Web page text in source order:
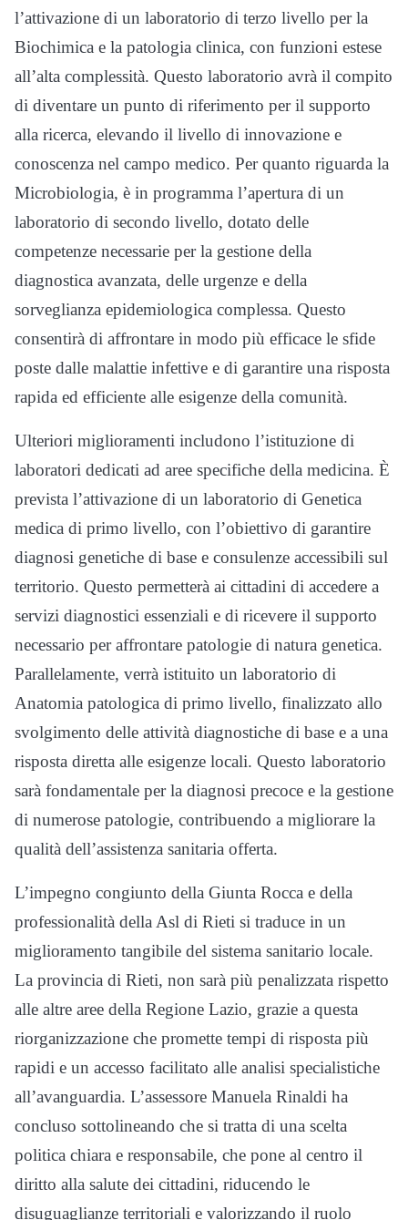
l’attivazione di un laboratorio di terzo livello per la
Biochimica e la patologia clinica, con funzioni estese
all’alta complessità. Questo laboratorio avrà il compito
di diventare un punto di riferimento per il supporto
alla ricerca, elevando il livello di innovazione e
conoscenza nel campo medico. Per quanto riguarda la
Microbiologia, è in programma l’apertura di un
laboratorio di secondo livello, dotato delle
competenze necessarie per la gestione della
diagnostica avanzata, delle urgenze e della
sorveglianza epidemiologica complessa. Questo
consentirà di affrontare in modo più efficace le sfide
poste dalle malattie infettive e di garantire una risposta
rapida ed efficiente alle esigenze della comunità.
Ulteriori miglioramenti includono l’istituzione di
laboratori dedicati ad aree specifiche della medicina. È
prevista l’attivazione di un laboratorio di Genetica
medica di primo livello, con l’obiettivo di garantire
diagnosi genetiche di base e consulenze accessibili sul
territorio. Questo permetterà ai cittadini di accedere a
servizi diagnostici essenziali e di ricevere il supporto
necessario per affrontare patologie di natura genetica.
Parallelamente, verrà istituito un laboratorio di
Anatomia patologica di primo livello, finalizzato allo
svolgimento delle attività diagnostiche di base e a una
risposta diretta alle esigenze locali. Questo laboratorio
sarà fondamentale per la diagnosi precoce e la gestione
di numerose patologie, contribuendo a migliorare la
qualità dell’assistenza sanitaria offerta.
L’impegno congiunto della Giunta Rocca e della
professionalità della Asl di Rieti si traduce in un
miglioramento tangibile del sistema sanitario locale.
La provincia di Rieti, non sarà più penalizzata rispetto
alle altre aree della Regione Lazio, grazie a questa
riorganizzazione che promette tempi di risposta più
rapidi e un accesso facilitato alle analisi specialistiche
all’avanguardia. L’assessore Manuela Rinaldi ha
concluso sottolineando che si tratta di una scelta
politica chiara e responsabile, che pone al centro il
diritto alla salute dei cittadini, riducendo le
disuguaglianze territoriali e valorizzando il ruolo